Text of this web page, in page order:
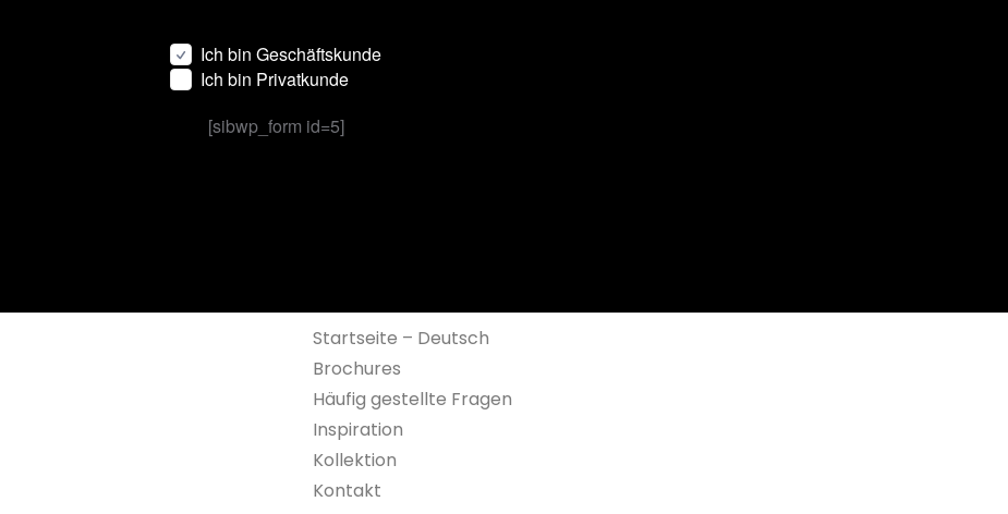
Ich bin Geschäftskunde
Ich bin Privatkunde
[sibwp_form id=5]
Startseite – Deutsch
Brochures
Häufig gestellte Fragen
Inspiration
Kollektion
Kontakt